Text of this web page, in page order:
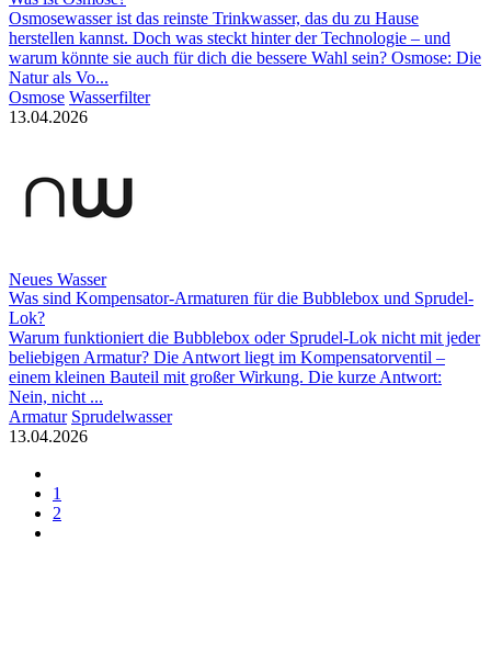
Osmosewasser ist das reinste Trinkwasser, das du zu Hause
herstellen kannst. Doch was steckt hinter der Technologie – und
warum könnte sie auch für dich die bessere Wahl sein? Osmose: Die
Natur als Vo...
Osmose Wasserfilter
13.04.2026
Neues Wasser
Was sind Kompensator-Armaturen für die Bubblebox und Sprudel-
Lok?
Warum funktioniert die Bubblebox oder Sprudel-Lok nicht mit jeder
beliebigen Armatur? Die Antwort liegt im Kompensatorventil –
einem kleinen Bauteil mit großer Wirkung. Die kurze Antwort:
Nein, nicht ...
Armatur Sprudelwasser
13.04.2026
1
2